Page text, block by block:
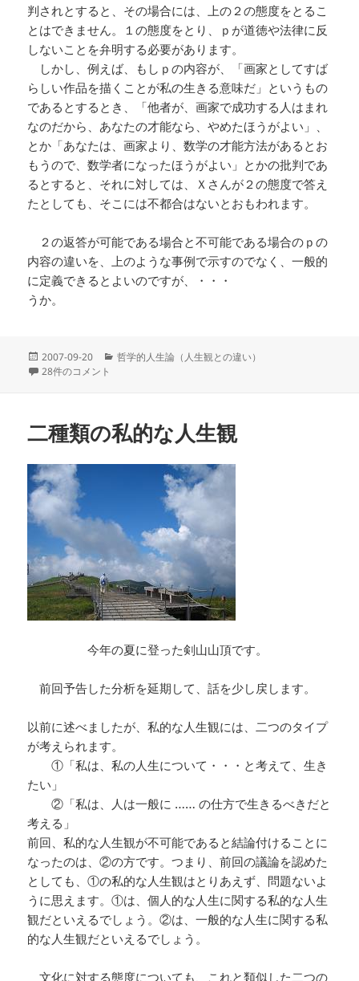
判されとすると、その場合には、上の２の態度をとるこ
とはできません。１の態度をとり、ｐが道徳や法律に反
しないことを弁明する必要があります。
しかし、例えば、もしｐの内容が、「画家としてすば
らしい作品を描くことが私の生きる意味だ」というもの
であるとするとき、「他者が、画家で成功する人はまれ
なのだから、あなたの才能なら、やめたほうがよい」、
とか「あなたは、画家より、数学の才能方法があるとお
もうので、数学者になったほうがよい」とかの批判であ
るとすると、それに対しては、Ｘさんが２の態度で答え
たとしても、そこには不都合はないとおもわれます。
２の返答が可能である場合と不可能である場合のｐの
内容の違いを、上のような事例で示すのでなく、一般的
に定義できるとよいのですが、・・・
うか。
投
稿
2007-09-20
カ
哲学的人生論（人生観との違い）
個人的な人生に関する私的な人生観は可能 への
28件のコメント
二種類の私的な人生観
今年の夏に登った剣山山頂です。
前回予告した分析を延期して、話を少し戻します。
以前に述べましたが、私的な人生観には、二つのタイプ
が考えられます。
①「私は、私の人生について・・・と考えて、生き
たい」
②「私は、人は一般に …… の仕方で生きるべきだと
考える」
前回、私的な人生観が不可能であると結論付けることに
なったのは、②の方です。つまり、前回の議論を認めた
としても、①の私的な人生観はとりあえず、問題ないよ
うに思えます。①は、個人的な人生に関する私的な人生
観だといえるでしょう。②は、一般的な人生に関する私
的な人生観だといえるでしょう。
文化に対する態度についても、これと類似した二つの